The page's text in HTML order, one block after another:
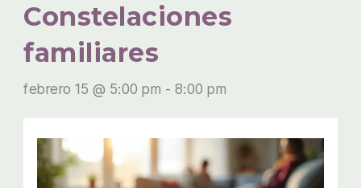
Constelaciones
familiares
febrero 15 @ 5:00 pm - 8:00 pm